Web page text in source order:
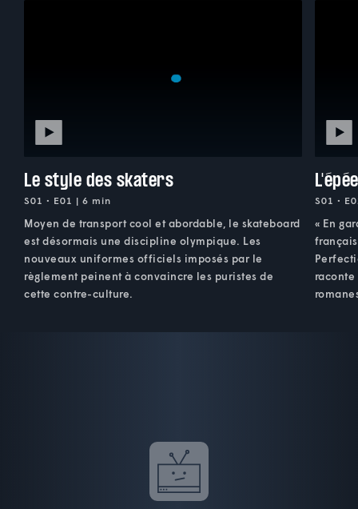
Le style des skaters
S01 • E01 | 6 min
Moyen de transport cool et abordable, le skateboard
est désormais une discipline olympique. Les
nouveaux uniformes officiels imposés par le
règlement peinent à convaincre les puristes de
cette contre-culture.
S01 •
« En